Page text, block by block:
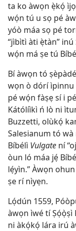
ta ko àwọn ẹ̀kọ́
wọ́n tú u sọ pé
yóò máa sọ pé
“jìbìtì àti ẹ̀tàn”
wọ́n má ṣe tú
Bí àwọn tó
wọn ò dórí ìpinnu
pé wọ́n fàṣẹ sí i
Kátólíìkì ń lò ni
Buzzetti, olùkọ́
Salesianum tó
Bíbélì Vulgate ní
òun ló máa jẹ́
lẹ́yìn.” Àwọn
ṣe rí nìyẹn.
Lọ́dún 1559,
àwọn ìwé tí Ṣọ́ọ̀ṣì
ni àkọ́kọ́ lára irú